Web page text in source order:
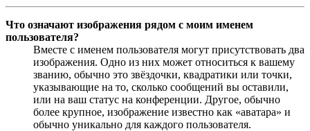
Что означают изображения рядом с моим именем
пользователя?
Вместе с именем пользователя могут присутствовать два
изображения. Одно из них может относиться к вашему
званию, обычно это звёздочки, квадратики или точки,
указывающие на то, сколько сообщений вы оставили,
или на ваш статус на конференции. Другое, обычно
более крупное, изображение известно как «аватара» и
обычно уникально для каждого пользователя.